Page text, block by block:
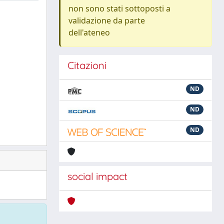
non sono stati sottoposti a
validazione da parte
dell'ateneo
Citazioni
ND
ND
ND
social impact